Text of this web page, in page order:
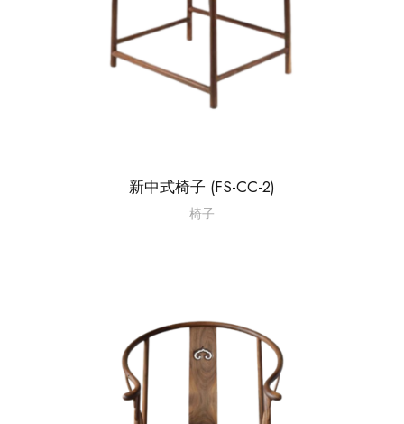
新中式椅子 (FS-CC-2)
椅子